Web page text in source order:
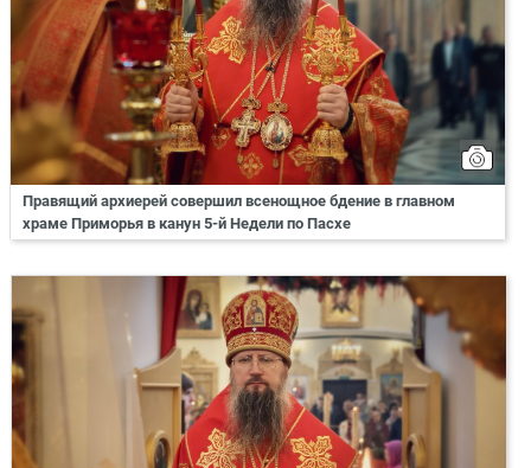
Правящий архиерей совершил всенощное бдение в главном
храме Приморья в канун 5-й Недели по Пасхе